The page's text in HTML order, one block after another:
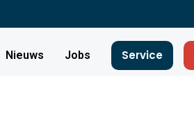
Nieuws Jobs Service